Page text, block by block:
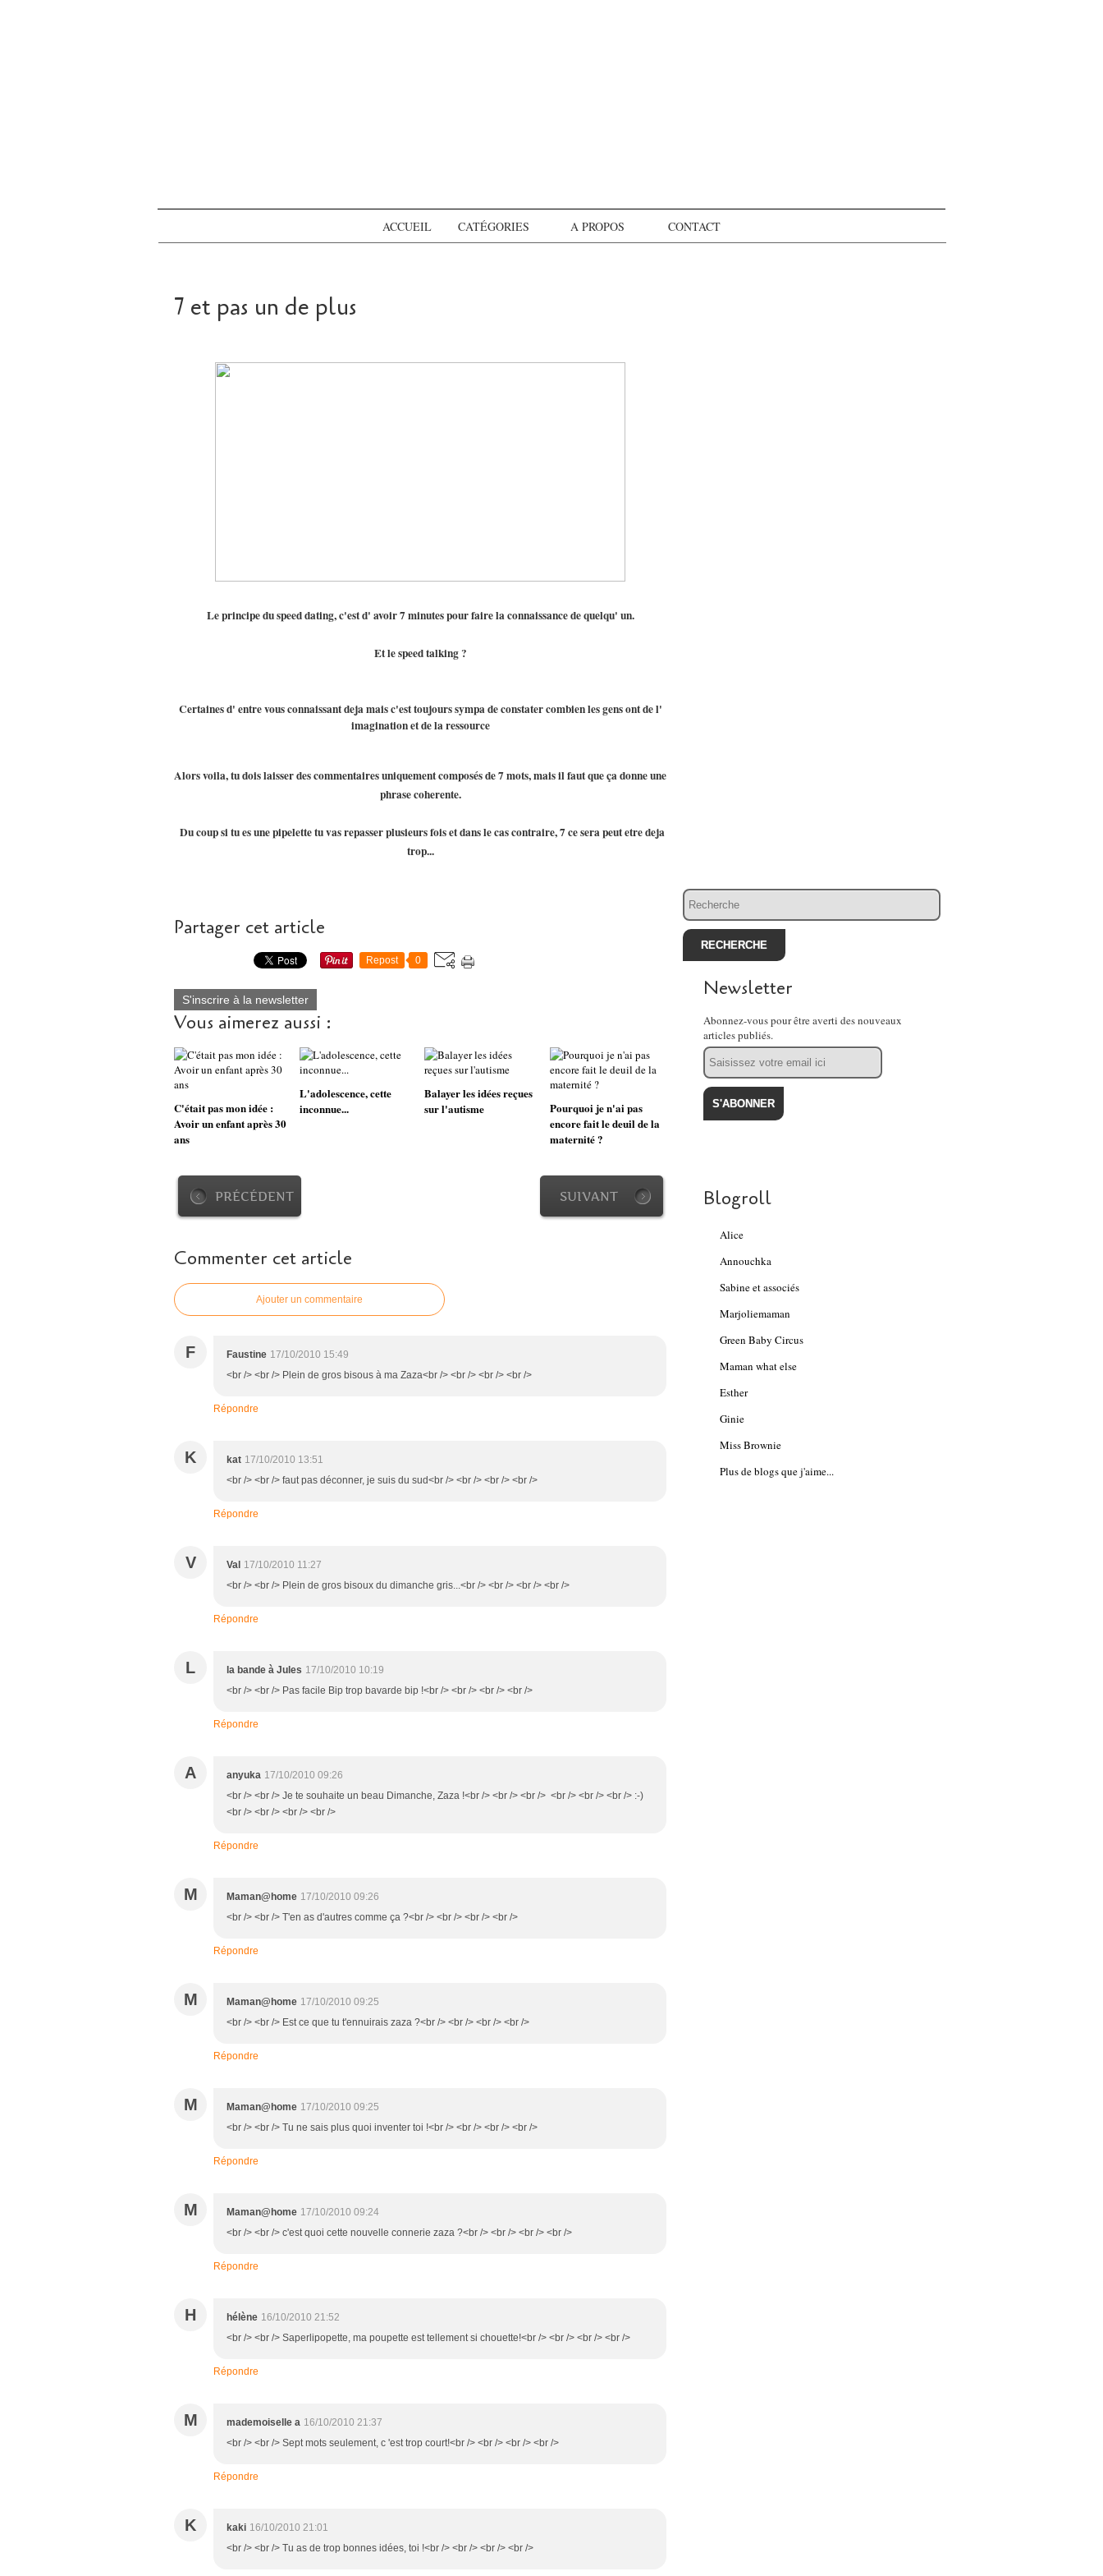
ACCUEIL CATÉGORIES A PROPOS CONTACT
7 et pas un de plus
Le principe du speed dating, c'est d' avoir 7 minutes pour faire la connaissance de quelqu' un.
Et le speed talking ?
Certaines d' entre vous connaissant deja mais c'est toujours sympa de constater combien les gens ont de l'
imagination et de la ressource
Alors voila, tu dois laisser des commentaires uniquement composés de 7 mots, mais il faut que ça donne une
phrase coherente.
Du coup si tu es une pipelette tu vas repasser plusieurs fois et dans le cas contraire, 7 ce sera peut etre deja
trop...
Partager cet article
Repost 0
S'inscrire à la newsletter
Vous aimerez aussi :
C'était pas mon idée :
Avoir un enfant après 30
ans
L'adolescence, cette
inconnue...
Balayer les idées reçues
sur l'autisme
Pourquoi je n'ai pas
encore fait le deuil de la
maternité ?
PRÉCÉDENT SUIVANT
Commenter cet article
Ajouter un commentaire
F Faustine 17/10/2010 15:49
<br /> <br /> Plein de gros bisous à ma Zaza<br /> <br /> <br /> <br />
Répondre
K kat 17/10/2010 13:51
<br /> <br /> faut pas déconner, je suis du sud<br /> <br /> <br /> <br />
Répondre
V Val 17/10/2010 11:27
<br /> <br /> Plein de gros bisoux du dimanche gris...<br /> <br /> <br /> <br />
Répondre
L la bande à Jules 17/10/2010 10:19
<br /> <br /> Pas facile Bip trop bavarde bip !<br /> <br /> <br /> <br />
Répondre
A anyuka 17/10/2010 09:26
<br /> <br /> Je te souhaite un beau Dimanche, Zaza !<br /> <br /> <br /> <br /> <br /> <br /> :-)
<br /> <br /> <br /> <br />
Répondre
M Maman@home 17/10/2010 09:26
<br /> <br /> T'en as d'autres comme ça ?<br /> <br /> <br /> <br />
Répondre
M Maman@home 17/10/2010 09:25
<br /> <br /> Est ce que tu t'ennuirais zaza ?<br /> <br /> <br /> <br />
Répondre
M Maman@home 17/10/2010 09:25
<br /> <br /> Tu ne sais plus quoi inventer toi !<br /> <br /> <br /> <br />
Répondre
M Maman@home 17/10/2010 09:24
<br /> <br /> c'est quoi cette nouvelle connerie zaza ?<br /> <br /> <br /> <br />
Répondre
H hélène 16/10/2010 21:52
<br /> <br /> Saperlipopette, ma poupette est tellement si chouette!<br /> <br /> <br /> <br />
Répondre
M mademoiselle a 16/10/2010 21:37
<br /> <br /> Sept mots seulement, c 'est trop court!<br /> <br /> <br /> <br />
Répondre
K kaki 16/10/2010 21:01
<br /> <br /> Tu as de trop bonnes idées, toi !<br /> <br /> <br /> <br />
Newsletter
Abonnez-vous pour être averti des nouveaux
articles publiés.
Email
Blogroll
Alice
Annouchka
Sabine et associés
Marjoliemaman
Green Baby Circus
Maman what else
Esther
Ginie
Miss Brownie
Plus de blogs que j'aime...